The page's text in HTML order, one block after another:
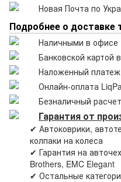
Новая Почта по
Подробнее о доставке
Наличными в офисе
Банковской картой
Наложенный
Онлайн-оплата
Безналичный расчет
Гарантия от
✔ Автоковрики,
колпаки на колеса
✔ Гарантия на
Brothers, EMC Elegant
✔ Остальные